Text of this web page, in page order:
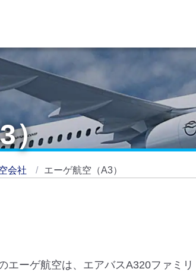
）
会社 エーゲ航空（A3）
エーゲ航空は、エアバスA320ファミリ